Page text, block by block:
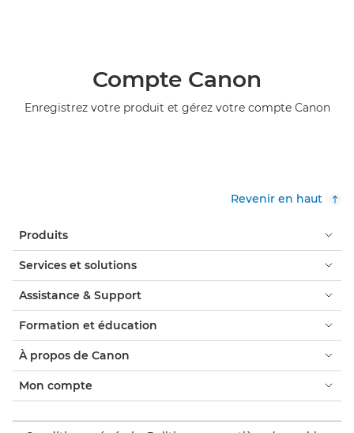
Compte Canon
Enregistrez votre produit et gérez votre compte Canon
Revenir en haut
Produits
Services et solutions
Assistance & Support
Formation et éducation
À propos de Canon
Mon compte